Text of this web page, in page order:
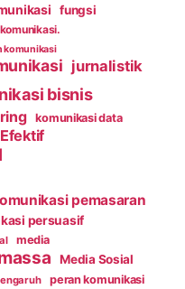
fungsi
komunikasi
jurnalistik
bisnis
komunikasi data
pemasaran
persuasif
media
Media Sosial
peran komunikasi